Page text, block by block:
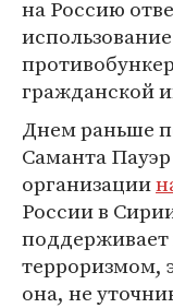
на Россию
гражданской
Днем раньше
Саманта
организации
России в
поддерживает
терроризмом,
она, не